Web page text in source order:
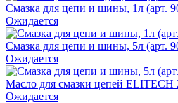
Смазка для цепи и шины, 1л (арт.
Ожидается
Смазка для цепи и шины, 5л (арт.
Ожидается
Масло для смазки цепей ELITECH
Ожидается